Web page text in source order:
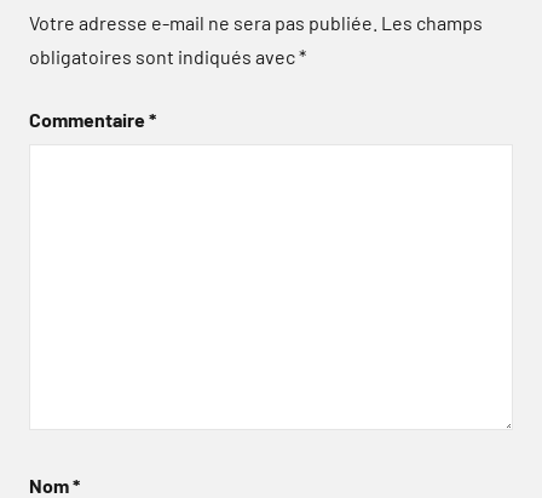
Votre adresse e-mail ne sera pas publiée. Les champs
obligatoires sont indiqués avec*
Commentaire*
Nom*